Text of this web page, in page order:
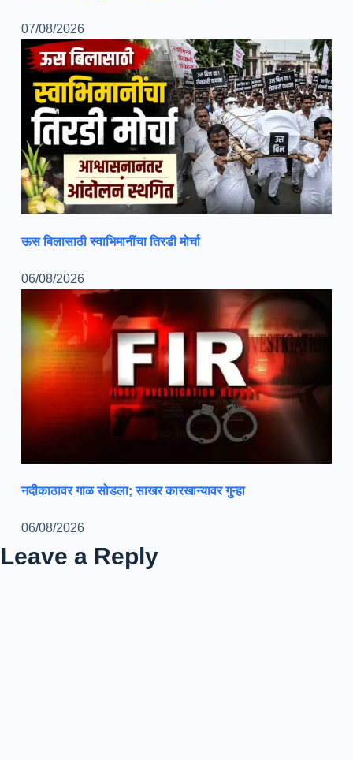
07/08/2026
ऊस बिलासाठी स्वाभिमानींचा तिरडी मोर्चा
06/08/2026
नदीकाठावर गाळ सोडला; साखर कारखान्यावर गुन्हा
06/08/2026
Leave a Reply